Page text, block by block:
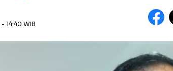
- 14:40 WIB